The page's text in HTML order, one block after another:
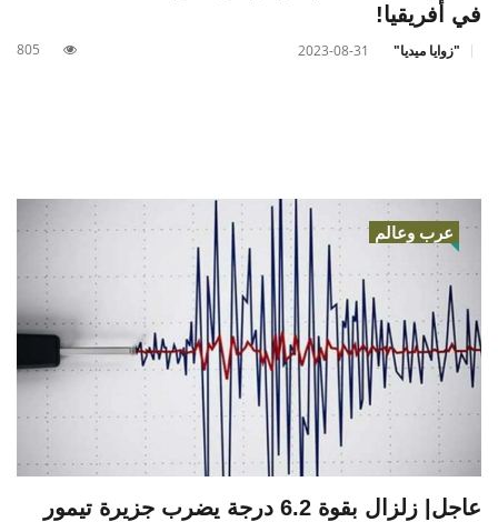
في أفريقيا!
"زوايا ميديا" 2023-08-31
805
عرب وعالم
عاجل| زلزال بقوة 6.2 درجة يضرب جزيرة تيمور